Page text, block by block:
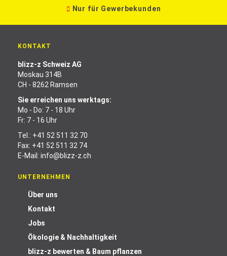
Nur für Gewerbekunden
KONTAKT
blizz-z Schweiz AG
Moskau 314B
CH - 8262 Ramsen
Sie erreichen uns werktags:
Mo - Do: 7 - 18 Uhr
Fr: 7 - 16 Uhr
Tel.: +41 52 511 32 70
Fax: +41 52 511 32 74
E-Mail: info@blizz-z.ch
UNTERNEHMEN
Über uns
Kontakt
Jobs
Ökologie & Nachhaltigkeit
blizz-z bewerten & Baum pflanzen